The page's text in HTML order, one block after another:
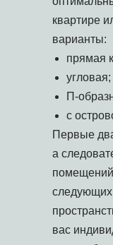
квартире
варианты:
прямая
угловая;
П-
с
Первые
а
вас